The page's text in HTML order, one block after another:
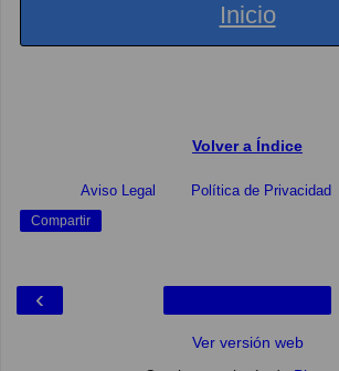
Inicio
Volver a Índice
Aviso Legal Política de Privacidad
Compartir
‹
Ver versión web